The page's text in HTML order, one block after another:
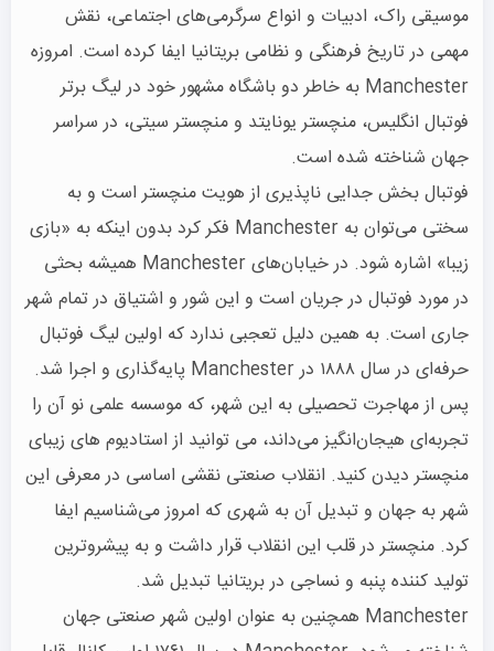
موسیقی راک، ادبیات و انواع سرگرمی‌های اجتماعی، نقش
مهمی در تاریخ فرهنگی و نظامی بریتانیا ایفا کرده است. امروزه
Manchester به خاطر دو باشگاه مشهور خود در لیگ برتر
فوتبال انگلیس، منچستر یونایتد و منچستر سیتی، در سراسر
جهان شناخته شده است.
فوتبال بخش جدایی ناپذیری از هویت منچستر است و به
سختی می‌توان به Manchester فکر کرد بدون اینکه به «بازی
زیبا» اشاره شود. در خیابان‌های Manchester همیشه بحثی
در مورد فوتبال در جریان است و این شور و اشتیاق در تمام شهر
جاری است. به همین دلیل تعجبی ندارد که اولین لیگ فوتبال
حرفه‌ای در سال ۱۸۸۸ در Manchester پایه‌گذاری و اجرا شد.
پس از مهاجرت تحصیلی به این شهر، که موسسه علمی نو آن را
تجربه‌ای هیجان‌انگیز می‌داند، می توانید از استادیوم های زیبای
منچستر دیدن کنید. انقلاب صنعتی نقشی اساسی در معرفی این
شهر به جهان و تبدیل آن به شهری که امروز می‌شناسیم ایفا
کرد. منچستر در قلب این انقلاب قرار داشت و به پیشروترین
تولید کننده پنبه و نساجی در بریتانیا تبدیل شد.
Manchester همچنین به عنوان اولین شهر صنعتی جهان